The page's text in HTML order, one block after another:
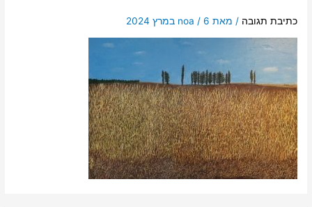
כתיבת תגובה / מאת noa / 6 במרץ 2024